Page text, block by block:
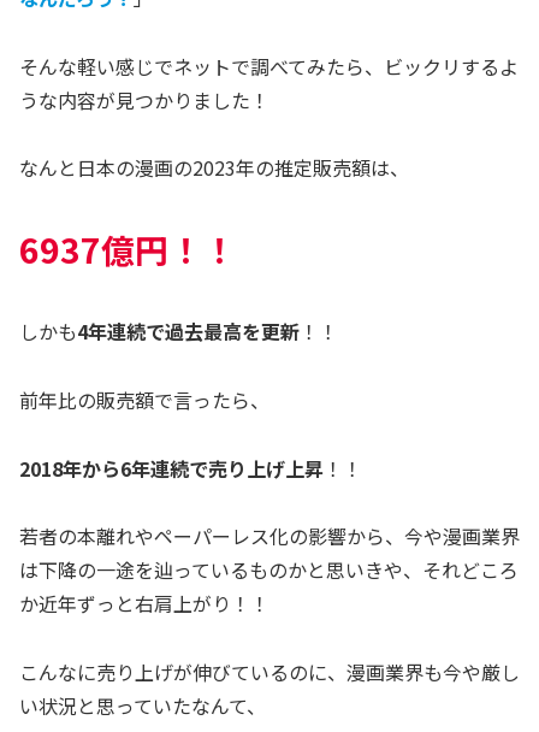
そんな軽い感じでネットで調べてみたら、ビックリするよ
うな内容が見つかりました！
なんと日本の漫画の2023年の推定販売額は、
6937億円！！
しかも4年連続で過去最高を更新 ！！
前年比の販売額で言ったら、
2018年から6年連続で売り上げ上昇 ！！
若者の本離れやペーパーレス化の影響から、今や漫画業界
は下降の一途を辿っているものかと思いきや、それどころ
か近年ずっと右肩上がり！！
こんなに売り上げが伸びているのに、漫画業界も今や厳し
い状況と思っていたなんて、